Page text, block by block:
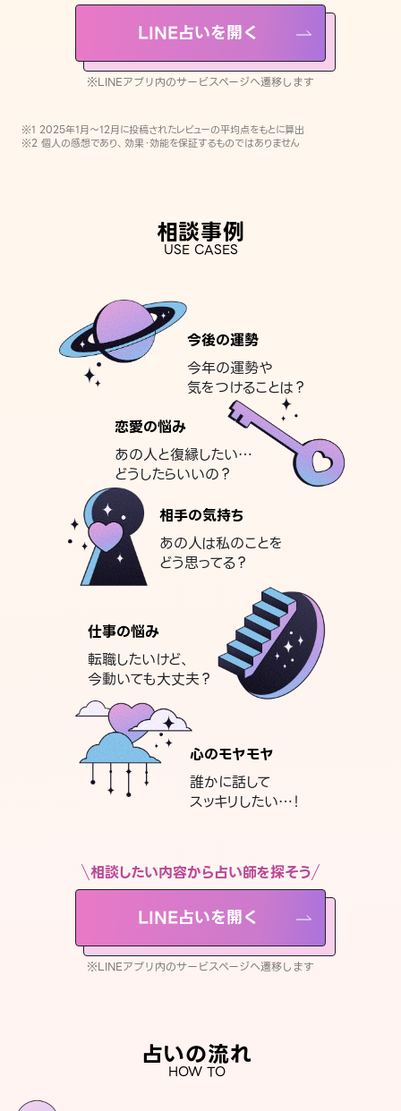
LINE占いを開く
※LINEアプリ内のサービスページへ遷移します
※1 2025年1月〜12月に投稿されたレビューの平均点をもとに算出
※2 個人の感想であり、効果・効能を保証するものではありません
相談事例
USE CASES
今後の運勢
今年の運勢や
気をつけることは？
恋愛の悩み
あの人と復縁したい…
どうしたらいいの？
相手の気持ち
あの人は私のことを
どう思ってる？
仕事の悩み
転職したいけど、
今動いても大丈夫？
心のモヤモヤ
誰かに話して
スッキリしたい…！
相談したい内容から占い師を探そう
LINE占いを開く
※LINEアプリ内のサービスページへ遷移します
占いの流れ
HOW TO